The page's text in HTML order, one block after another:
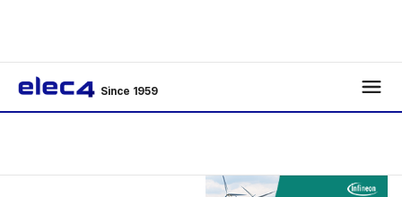
Since 1959